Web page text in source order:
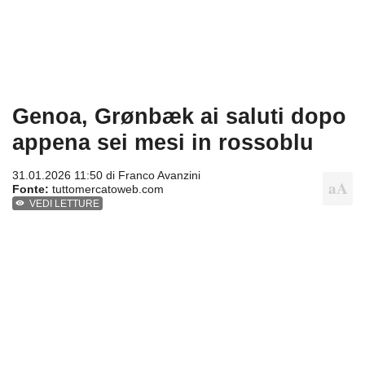
Genoa, Grønbæk ai saluti dopo
appena sei mesi in rossoblu
31.01.2026 11:50 di Franco Avanzini
Fonte: tuttomercatoweb.com
VEDI LETTURE